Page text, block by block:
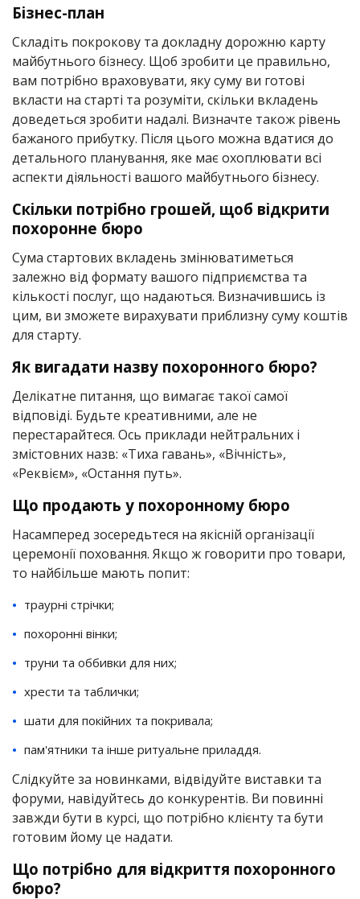
Бізнес-план
Складіть покрокову та докладну дорожню карту
майбутнього бізнесу. Щоб зробити це правильно,
вам потрібно враховувати, яку суму ви готові
вкласти на старті та розуміти, скільки вкладень
доведеться зробити надалі. Визначте також рівень
бажаного прибутку. Після цього можна вдатися до
детального планування, яке має охоплювати всі
аспекти діяльності вашого майбутнього бізнесу.
Скільки потрібно грошей, щоб відкрити
похоронне бюро
Сума стартових вкладень змінюватиметься
залежно від формату вашого підприємства та
кількості послуг, що надаються. Визначившись із
цим, ви зможете вирахувати приблизну суму коштів
для старту.
Як вигадати назву похоронного бюро?
Делікатне питання, що вимагає такої самої
відповіді. Будьте креативними, але не
перестарайтеся. Ось приклади нейтральних і
змістовних назв: «Тиха гавань», «Вічність»,
«Реквієм», «Остання путь».
Що продають у похоронному бюро
Насамперед зосередьтеся на якісній організації
церемонії поховання. Якщо ж говорити про товари,
то найбільше мають попит:
траурні стрічки;
похоронні вінки;
труни та оббивки для них;
хрести та таблички;
шати для покійних та покривала;
пам'ятники та інше ритуальне приладдя.
Слідкуйте за новинками, відвідуйте виставки та
форуми, навідуйтесь до конкурентів. Ви повинні
завжди бути в курсі, що потрібно клієнту та бути
готовим йому це надати.
Що потрібно для відкриття похоронного
бюро?